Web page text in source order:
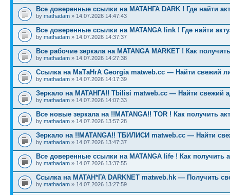
Все доверенные ссылки на МАТАНГА DARK ! Где найти
by mathadam » 14.07.2026 14:47:43
Все доверенные ссылки на MATANGA link ! Где найти
by mathadam » 14.07.2026 14:37:37
Все рабочие зеркала на MATANGA MARKET ! Как
by mathadam » 14.07.2026 14:27:38
Ссылка на МаТаНгА Georgia matweb.cc — Найти свежий
by mathadam » 14.07.2026 14:17:39
Зеркало на МАТАНГА!! Tbilisi matweb.cc — Найти свежий
by mathadam » 14.07.2026 14:07:33
Все новые зеркала на !!MATANGA!! TOR ! Как получить
by mathadam » 14.07.2026 13:57:28
Зеркало на !!MATANGA!! ТБИЛИСИ matweb.cc — Найти
by mathadam » 14.07.2026 13:47:37
Все доверенные ссылки на MATANGA life ! Как получить
by mathadam » 14.07.2026 13:37:55
Ссылка на МАТАН*ГА DARKNET matweb.hk — Получить
by mathadam » 14.07.2026 13:27:59